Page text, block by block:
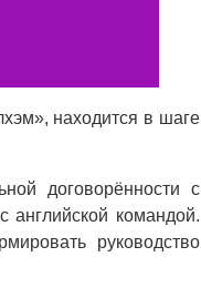
находится в шаге
договорённости с
английской командой.
руководство